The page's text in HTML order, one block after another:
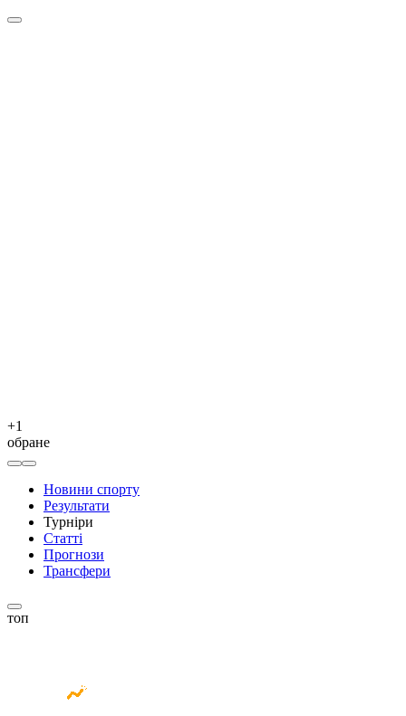
+1
обране
Новини спорту
Результати
Турніри
Статті
Прогнози
Трансфери
топ